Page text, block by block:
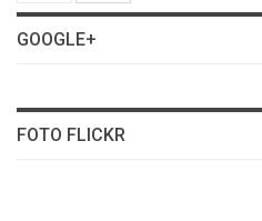
GOOGLE+
FOTO FLICKR